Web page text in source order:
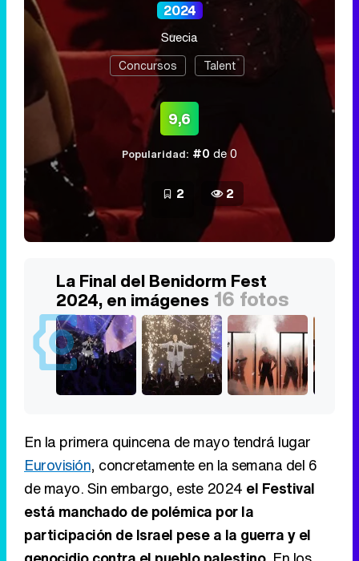
2024
Suecia
Concursos Talent
9,6
Popularidad: #0 de 0
2 2
La Final del Benidorm Fest
2024, en imágenes 16 fotos
En la primera quincena de mayo tendrá lugar
Eurovisión, concretamente en la semana del 6
de mayo. Sin embargo, este 2024 el Festival
está manchado de polémica por la
participación de Israel pese a la guerra y el